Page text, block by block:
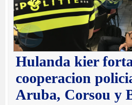
Hulanda kier
cooperacion
Aruba, Corsou y